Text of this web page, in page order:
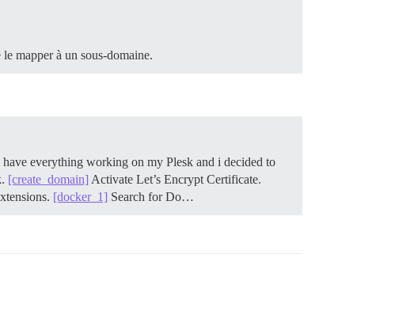
mapper à un sous-domaine.
everything working on my Plesk and i decided to
[create_domain] Activate Let’s Encrypt Certificate.
[docker_1] Search for Do…